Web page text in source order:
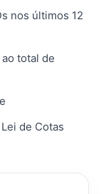
nos últimos 12
total de
de Cotas